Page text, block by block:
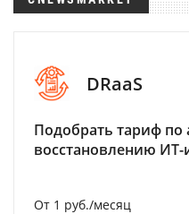
DRaaS
Подобрать тариф
восстановлению ИТ-
От 1 руб./месяц